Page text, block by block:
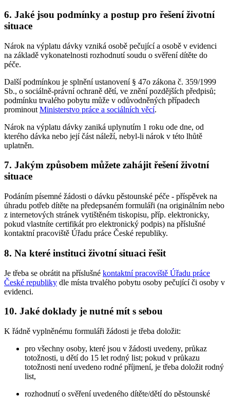
6. Jaké jsou podmínky a postup pro řešení životní
situace
Nárok na výplatu dávky vzniká osobě pečující a osobě v evidenci
na základě vykonatelnosti rozhodnutí soudu o svěření dítěte do
péče.
Další podmínkou je splnění ustanovení § 47o zákona č. 359/1999
Sb., o sociálně-právní ochraně dětí, ve znění pozdějších předpisů;
podmínku trvalého pobytu může v odůvodněných případech
prominout Ministerstvo práce a sociálních věcí.
Nárok na výplatu dávky zaniká uplynutím 1 roku ode dne, od
kterého dávka nebo její část náleží, nebyl-li nárok v této lhůtě
uplatněn.
7. Jakým způsobem můžete zahájit řešení životní
situace
Podáním písemné žádosti o dávku pěstounské péče - příspěvek na
úhradu potřeb dítěte na předepsaném formuláři (na originálním nebo
z internetových stránek vytištěném tiskopisu, příp. elektronicky,
pokud vlastníte certifikát pro elektronický podpis) na příslušné
kontaktní pracoviště Úřadu práce České republiky.
8. Na které instituci životní situaci řešit
Je třeba se obrátit na příslušné kontaktní pracoviště Úřadu práce
České republiky dle místa trvalého pobytu osoby pečující či osoby v
evidenci.
10. Jaké doklady je nutné mít s sebou
K řádně vyplněnému formuláři žádosti je třeba doložit:
pro všechny osoby, které jsou v žádosti uvedeny, průkaz
totožnosti, u dětí do 15 let rodný list; pokud v průkazu
totožnosti není uvedeno rodné příjmení, je třeba doložit rodný
list,
rozhodnutí o svěření uvedeného dítěte/dětí do pěstounské